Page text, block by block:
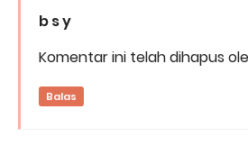
b s y
Komentar ini telah dihapus
Balas